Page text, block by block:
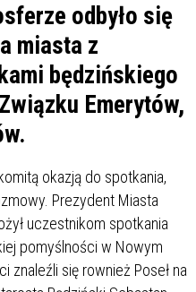
odbyło się
miasta z
będzińskiego
Emerytów,
okazją do spotkania,
Prezydent Miasta
uczestnikom spotkania
pomyślności w Nowym
znaleźli się rownież Poseł na